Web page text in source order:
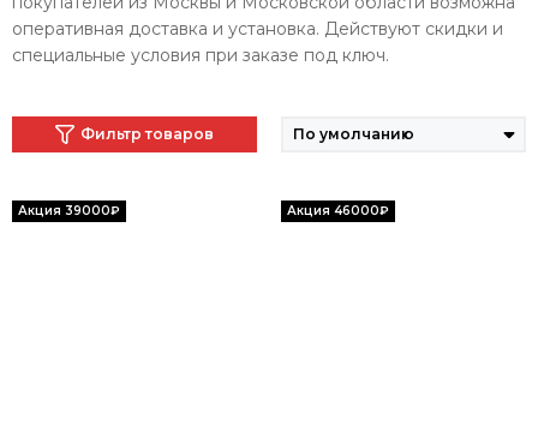
оперативная доставка и установка. Действуют скидки и
специальные условия при заказе под ключ.
Фильтр товаров